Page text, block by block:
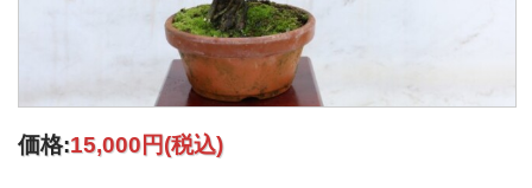
価格:15,000円(税込)